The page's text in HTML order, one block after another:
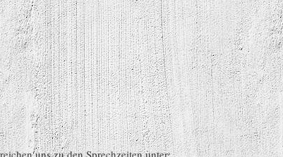
uns zu den Sprechzeiten unter: